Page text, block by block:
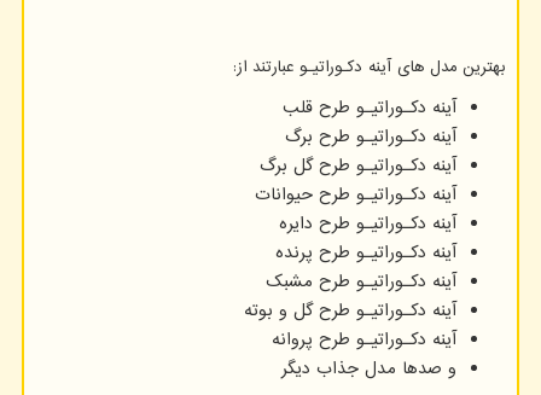
بهترین مدل های آینه دکـوراتیـو عبارتند از:
آینه دکـوراتیـو طرح قلب
آینه دکـوراتیـو طرح برگ
آینه دکـوراتیـو طرح گل برگ
آینه دکـوراتیـو طرح حیوانات
آینه دکـوراتیـو طرح دایره
آینه دکـوراتیـو طرح پرنده
آینه دکـوراتیـو طرح مشبک
آینه دکـوراتیـو طرح گل و بوته
آینه دکـوراتیـو طرح پروانه
و صدها مدل جذاب دیگر